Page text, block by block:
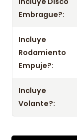
Embrague?:
Incluye
Rodamiento
Empuje?:
Incluye
Volante?: